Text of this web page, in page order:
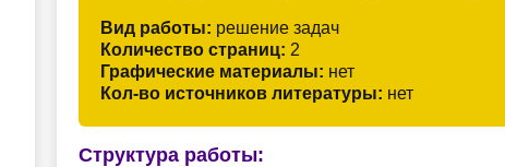
Вид работы: решение задач
Количество страниц: 2
Графические материалы: нет
Кол-во источников литературы: нет
Структура работы: